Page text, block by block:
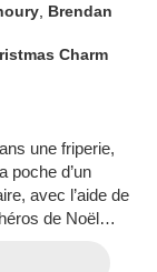
Brendan
Charm
une friperie,
poche d’un
avec l’aide de
de Noël…